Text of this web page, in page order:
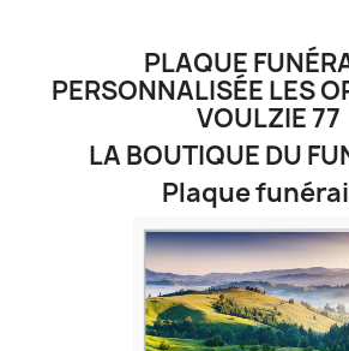
PLAQUE
PERSONNALISÉE LES
VOULZIE 77
LA BOUTIQUE DU
Plaque